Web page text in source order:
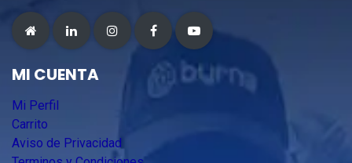
MI CUENTA
Mi Perfil
Carrito
Aviso de Privacidad